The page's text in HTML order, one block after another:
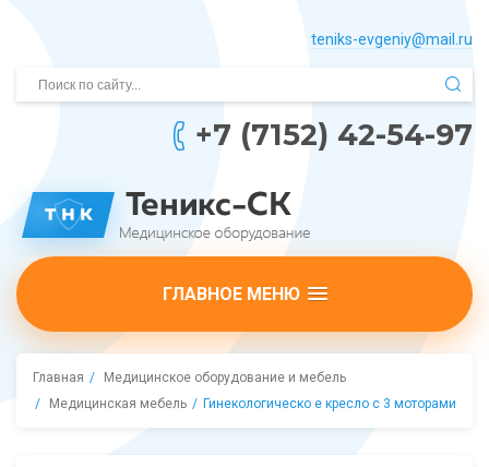
teniks-evgeniy@mail.­ru
+7 (7152) 42-54-97
ГЛАВНОЕ МЕНЮ
Главная
Медицинское оборудование и мебель
Медицинская мебель
Гинекологическо е кресло с 3 моторами